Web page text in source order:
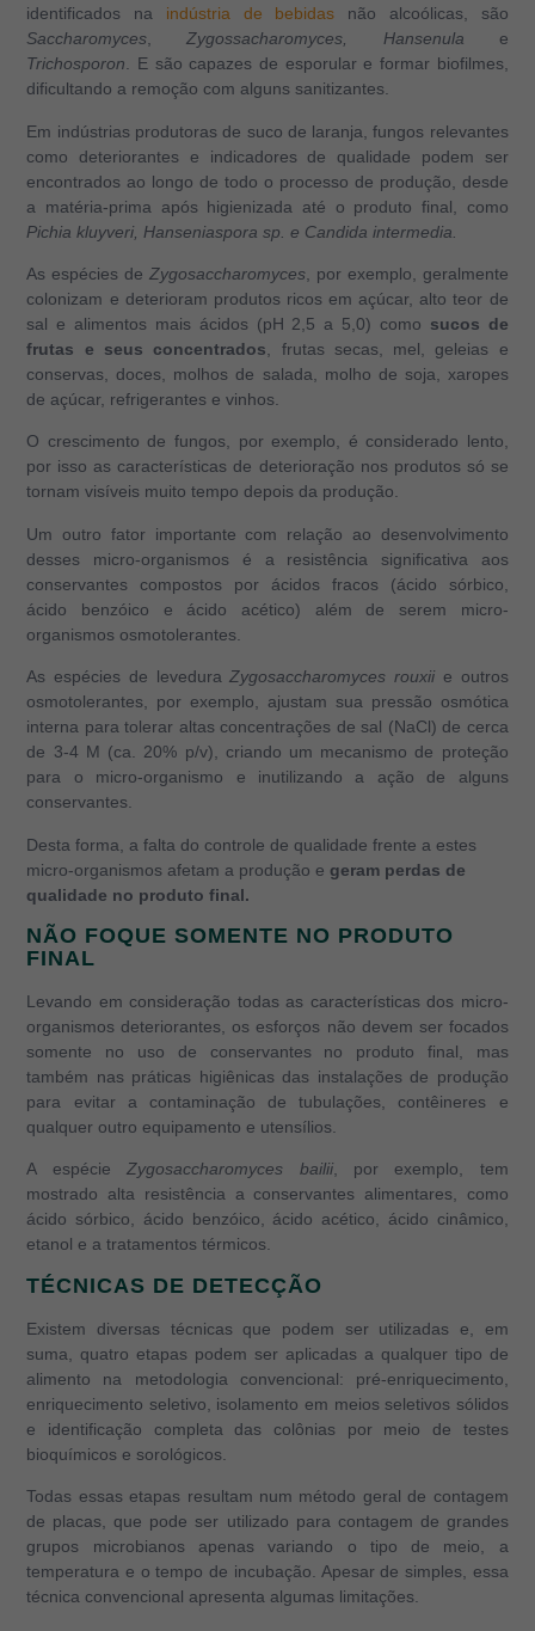
identificados na indústria de bebidas não alcoólicas, são
Saccharomyces,Zygossacharomyces, Hansenula e
Trichosporon. E são capazes de esporular e formar biofilmes,
dificultando a remoção com alguns sanitizantes.
Em indústrias produtoras de suco de laranja, fungos relevantes
como deteriorantes e indicadores de qualidade podem ser
encontrados ao longo de todo o processo de produção, desde
a matéria-prima após higienizada até o produto final, como
Pichia kluyveri, Hanseniaspora sp. e Candida intermedia.
As espécies de Zygosaccharomyces , por exemplo, geralmente
colonizam e deterioram produtos ricos em açúcar, alto teor de
sal e alimentos mais ácidos (pH 2,5 a 5,0) como sucos de
frutas e seus concentrados , frutas secas, mel, geleias e
conservas, doces, molhos de salada, molho de soja, xaropes
de açúcar, refrigerantes e vinhos.
O crescimento de fungos, por exemplo, é considerado lento,
por isso as características de deterioração nos produtos só se
tornam visíveis muito tempo depois da produção.
Um outro fator importante com relação ao desenvolvimento
desses micro-organismos é a resistência significativa aos
conservantes compostos por ácidos fracos (ácido sórbico,
ácido benzóico e ácido acético) além de serem micro-
organismos osmotolerantes.
As espécies de leveduraZygosaccharomyces rouxii e outros
osmotolerantes, por exemplo, ajustam sua pressão osmótica
interna para tolerar altas concentrações de sal (NaCl) de cerca
de 3-4 M (ca. 20% p/v), criando um mecanismo de proteção
para o micro-organismo e inutilizando a ação de alguns
conservantes.
Desta forma, a falta do controle de qualidade frente a estes
micro-organismos afetam a produção egeram perdas de
qualidade no produto final.
NÃO FOQUE SOMENTE NO PRODUTO
FINAL
Levando em consideração todas as características dos micro-
organismos deteriorantes, os esforços não devem ser focados
somente no uso de conservantes no produto final, mas
também nas práticas higiênicas das instalações de produção
para evitar a contaminação de tubulações, contêineres e
qualquer outro equipamento e utensílios.
A espécieZygosaccharomyces bailii, por exemplo, tem
mostrado alta resistência a conservantes alimentares, como
ácido sórbico, ácido benzóico, ácido acético, ácido cinâmico,
etanol e a tratamentos térmicos.
TÉCNICAS DE DETECÇÃO
Existem diversas técnicas que podem ser utilizadas e, em
suma, quatro etapas podem ser aplicadas a qualquer tipo de
alimento na metodologia convencional: pré-enriquecimento,
enriquecimento seletivo, isolamento em meios seletivos sólidos
e identificação completa das colônias por meio de testes
bioquímicos e sorológicos.
Todas essas etapas resultam num método geral de contagem
de placas, que pode ser utilizado para contagem de grandes
grupos microbianos apenas variando o tipo de meio, a
temperatura e o tempo de incubação. Apesar de simples, essa
técnica convencional apresenta algumas limitações.